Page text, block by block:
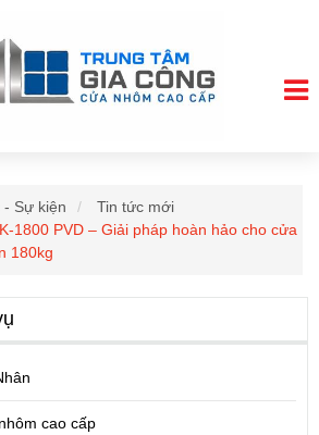
- Sự kiện
Tin tức mới
1800 PVD – Giải pháp hoàn hảo cho cửa
180kg
cao cấp